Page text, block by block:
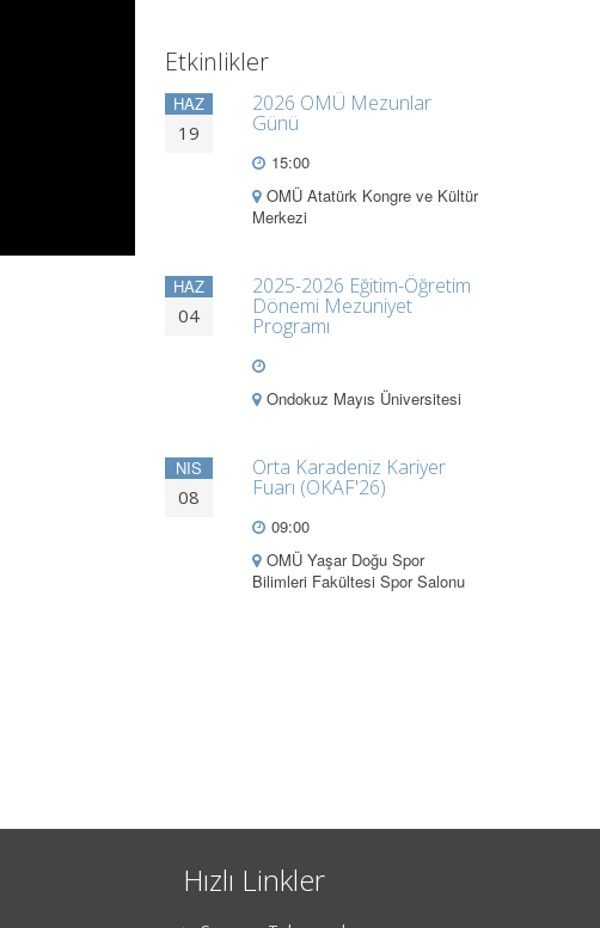
Etkinlikler
HAZ
19
2026 OMÜ Mezunlar
Günü
15:00
OMÜ Atatürk Kongre ve Kültür
Merkezi
HAZ
04
2025-2026 Eğitim-Öğretim
Dönemi Mezuniyet
Programı
Ondokuz Mayıs Üniversitesi
NIS
08
Orta Karadeniz Kariyer
Fuarı (OKAF'26)
09:00
OMÜ Yaşar Doğu Spor
Bilimleri Fakültesi Spor Salonu
Hızlı Linkler